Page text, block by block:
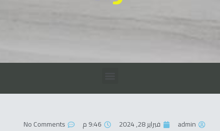
admin فبراير 28, 2024 9:46 م No Comments